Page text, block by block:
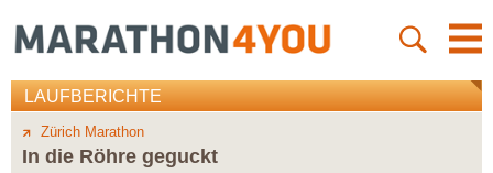
LAUFBERICHTE
Zürich Marathon
In die Röhre geguckt